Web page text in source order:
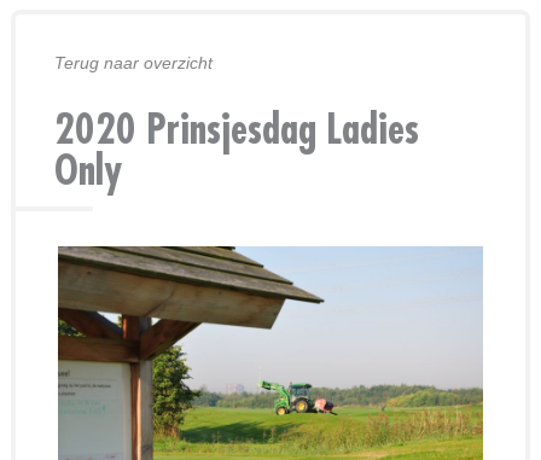
Terug naar overzicht
2020 Prinsjesdag Ladies
Only